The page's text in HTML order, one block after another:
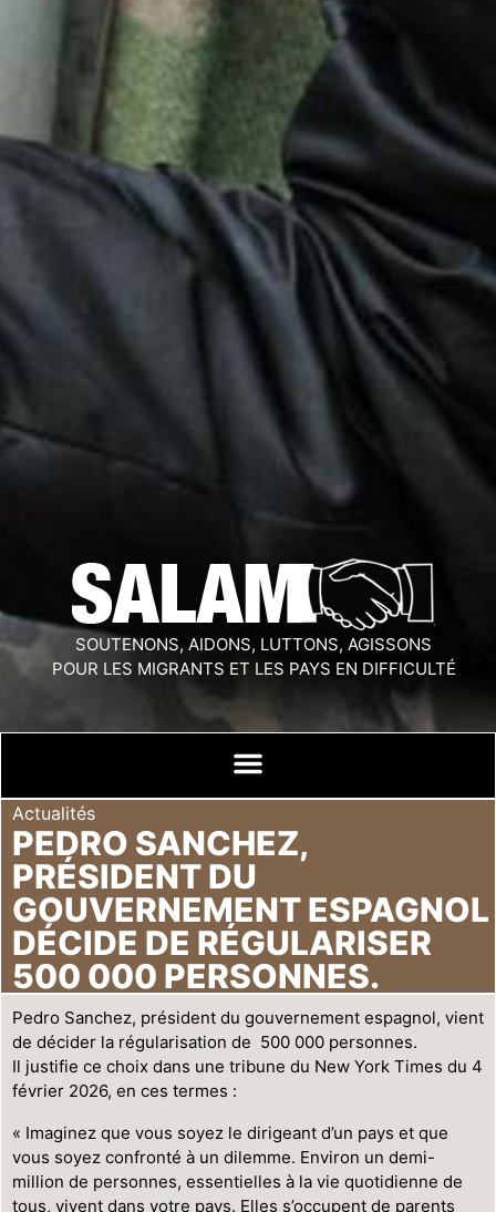
SOUTENONS, AIDONS, LUTTONS, AGISSONS
POUR LES MIGRANTS ET LES PAYS EN DIFFICULTÉ
Actualités
PEDRO SANCHEZ,
PRÉSIDENT DU
GOUVERNEMENT ESPAGNOL
DÉCIDE DE RÉGULARISER
500 000 PERSONNES.
Pedro Sanchez, président du gouvernement espagnol, vient
de décider la régularisation de 500 000 personnes.
Il justifie ce choix dans une tribune du New York Times du 4
février 2026, en ces termes :
« Imaginez que vous soyez le dirigeant d’un pays et que
vous soyez confronté à un dilemme. Environ un demi-
million de personnes, essentielles à la vie quotidienne de
tous, vivent dans votre pays. Elles s’occupent de parents